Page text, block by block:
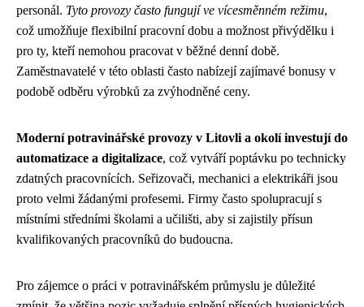
personál. Tyto provozy často fungují ve vícesměnném režimu,
což umožňuje flexibilní pracovní dobu a možnost přivýdělku i
pro ty, kteří nemohou pracovat v běžné denní době.
Zaměstnavatelé v této oblasti často nabízejí zajímavé bonusy v
podobě odběru výrobků za zvýhodněné ceny.
Moderní potravinářské provozy v Litovli a okolí investují do
automatizace a digitalizace, což vytváří poptávku po technicky
zdatných pracovnících. Seřizovači, mechanici a elektrikáři jsou
proto velmi žádanými profesemi. Firmy často spolupracují s
místními středními školami a učilišti, aby si zajistily přísun
kvalifikovaných pracovníků do budoucna.
Pro zájemce o práci v potravinářském průmyslu je důležité